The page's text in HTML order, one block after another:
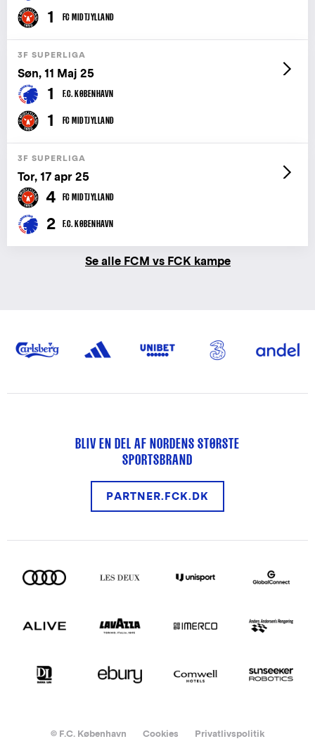
1 FC MIDTJYLLAND
3F SUPERLIGA
Søn, 11 Maj 25
1 F.C. KØBENHAVN
1 FC MIDTJYLLAND
3F SUPERLIGA
Tor, 17 apr 25
4 FC MIDTJYLLAND
2 F.C. KØBENHAVN
Se alle FCM vs FCK kampe
BLIV EN DEL AF NORDENS STØRSTE
SPORTSBRAND
PARTNER.FCK.DK
© F.C. København Cookies Privatlivspolitik